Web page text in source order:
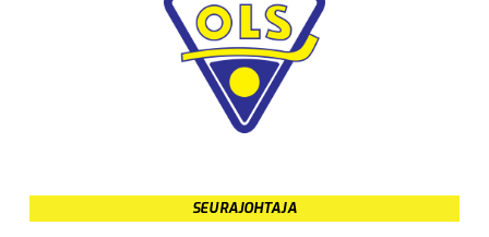
SEURAJOHTAJA